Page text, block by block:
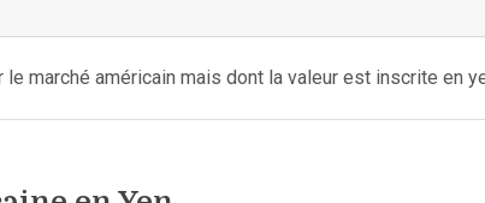
marché américain mais dont la valeur est inscrite en